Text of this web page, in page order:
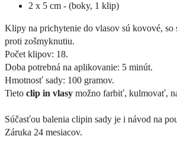
2 x 5 cm - (boky, 1 klip)
Klipy na prichytenie do vlasov sú kovové,
proti zošmyknutiu.
Počet klipov: 18.
Doba potrebná na aplikovanie: 5 minút.
Hmotnosť sady: 100 gramov.
Tieto clip in vlasy možno farbiť, kulmovať,
Súčasťou balenia clipin sady je i návod na
Záruka 24 mesiacov.